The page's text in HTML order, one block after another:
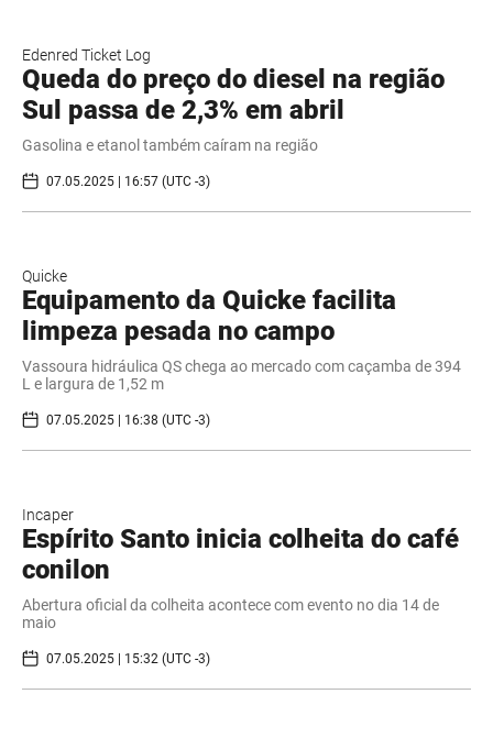
Edenred Ticket Log
Queda do preço do diesel na região
Sul passa de 2,3% em abril
Gasolina e etanol também caíram na região
07.05.2025 | 16:57 (UTC -3)
Quicke
Equipamento da Quicke facilita
limpeza pesada no campo
Vassoura hidráulica QS chega ao mercado com caçamba de 394
L e largura de 1,52 m
07.05.2025 | 16:38 (UTC -3)
Incaper
Espírito Santo inicia colheita do café
conilon
Abertura oficial da colheita acontece com evento no dia 14 de
maio
07.05.2025 | 15:32 (UTC -3)